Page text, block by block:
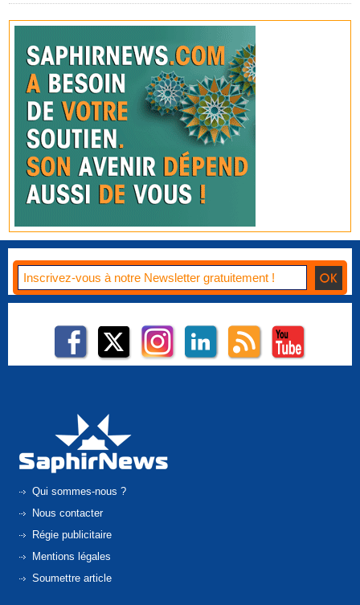
Qui sommes-nous ?
Nous contacter
Régie publicitaire
Mentions légales
Soumettre article